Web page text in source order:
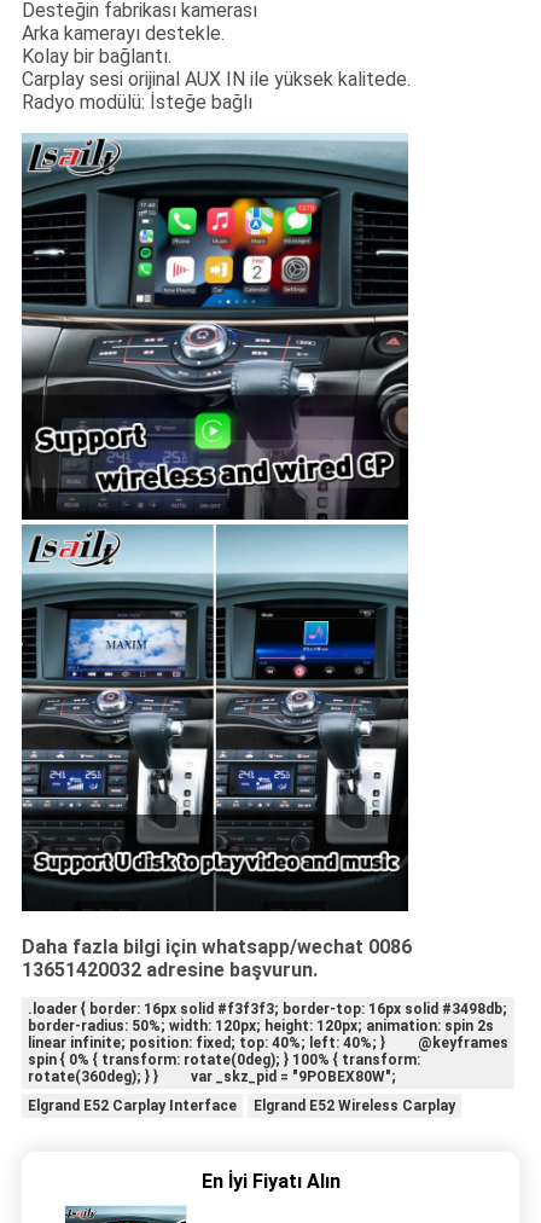
Desteğin fabrikası kamerası
Arka kamerayı destekle.
Kolay bir bağlantı.
Carplay sesi orijinal AUX IN ile yüksek kalitede.
Radyo modülü: İsteğe bağlı
Daha fazla bilgi için whatsapp/wechat 0086
13651420032 adresine başvurun.
.loader { border: 16px solid #f3f3f3; border-top: 16px solid #3498db;
border-radius: 50%; width: 120px; height: 120px; animation: spin 2s
linear infinite; position: fixed; top: 40%; left: 40%; } @keyframes
spin { 0% { transform: rotate(0deg); } 100% { transform:
rotate(360deg); } } var _skz_pid = "9POBEX80W";
Elgrand E52 Carplay Interface
Elgrand E52 Wireless Carplay
En İyi Fiyatı Alın